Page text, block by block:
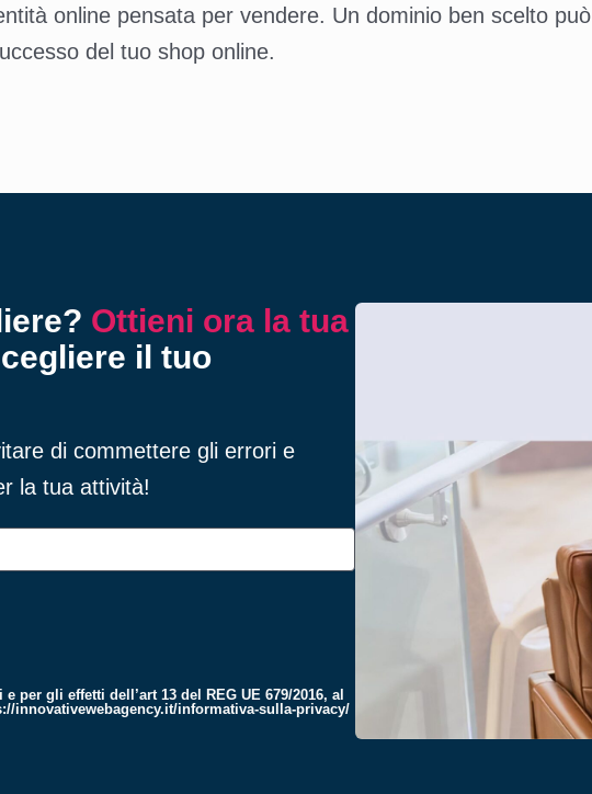
online pensata per vendere. Un dominio ben scelto può
del tuo shop online.
Ottieni ora la tua
il tuo
di commettere gli errori e
la tua attività!
per gli effetti dell’art 13 del REG UE 679/2016, al
innovativewebagency.it/informativa-sulla-privacy/